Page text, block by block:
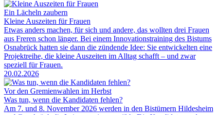
Ein Lächeln zaubern
Kleine Auszeiten für Frauen
Etwas anders machen, für sich und andere, das wollten drei Frauen
aus Freren schon länger. Bei einem Innovationstraining des Bistums
Osnabrück hatten sie dann die zündende Idee: Sie entwickelten eine
Projektreihe, die kleine Auszeiten im Alltag schafft – und zwar
speziell für Frauen.
20.02.2026
Vor den Gremienwahlen im Herbst
Was tun, wenn die Kandidaten fehlen?
Am 7. und 8. November 2026 werden in den Bistümern Hildesheim